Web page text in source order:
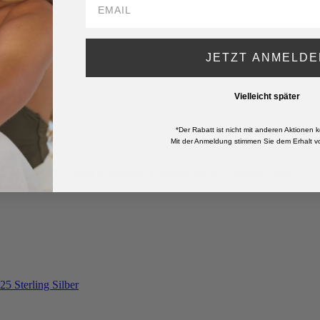
JETZT
Vielleicht später
*Der Rabatt ist nicht mit anderen Aktionen
Mit der Anmeldung stimmen Sie dem Erhalt